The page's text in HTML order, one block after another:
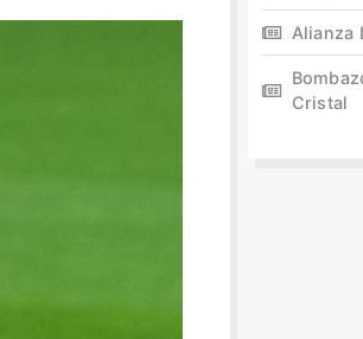
Alianza
Cristal